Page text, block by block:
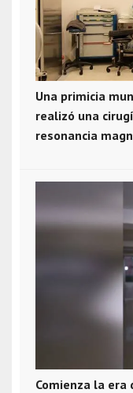
Una primicia
realizó una
resonancia
Comienza la